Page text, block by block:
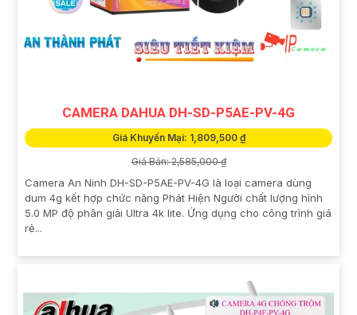
CAMERA DAHUA DH-SD-P5AE-PV-4G
Giá Khuyến Mại: 1,809,500 ₫
Giá Bán: 2,585,000 ₫
Camera An Ninh DH-SD-P5AE-PV-4G là loại camera dùng
dum 4g kết hợp chức năng Phát Hiện Người chất lượng hình
5.0 MP độ phân giải Ultra 4k lite. Ứng dụng cho công trình giá
rẻ...